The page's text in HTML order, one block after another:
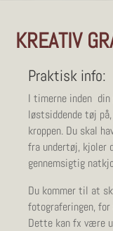
KREATIV
Praktisk info:
I timerne inden din
løstsiddende tøj
kroppen. Du skal
fra undertøj, kjoler
gennemsigtig
Du kommer til at
fotograferingen,
Dette kan fx være